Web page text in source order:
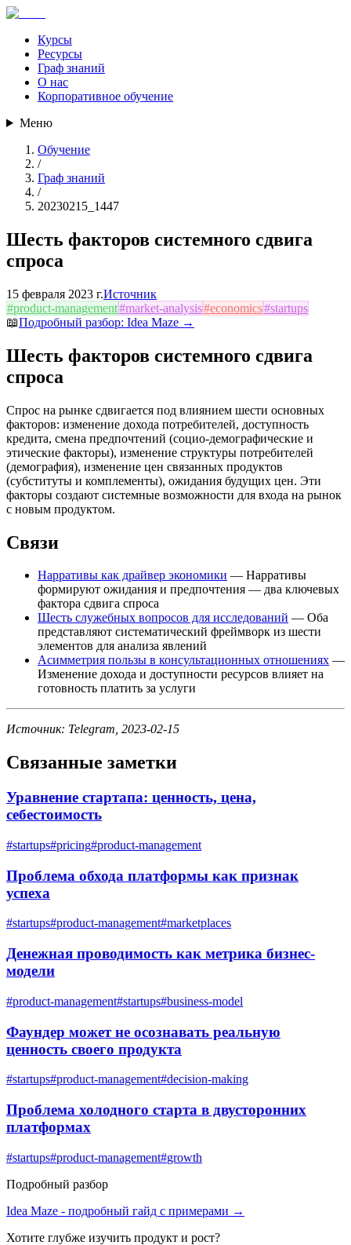
Курсы
Ресурсы
Граф знаний
О нас
Корпоративное обучение
Меню
Обучение
/
Граф знаний
/
20230215_1447
Шесть факторов системного сдвига
спроса
15 февраля 2023 г.Источник
#product-management#market-analysis#economics#startups
📖Подробный разбор: Idea Maze →
Шесть факторов системного сдвига
спроса
Спрос на рынке сдвигается под влиянием шести основных
факторов: изменение дохода потребителей, доступность
кредита, смена предпочтений (социо-демографические и
этические факторы), изменение структуры потребителей
(демография), изменение цен связанных продуктов
(субституты и комплементы), ожидания будущих цен. Эти
факторы создают системные возможности для входа на рынок
с новым продуктом.
Связи
Нарративы как драйвер экономики — Нарративы
формируют ожидания и предпочтения — два ключевых
фактора сдвига спроса
Шесть служебных вопросов для исследований — Оба
представляют систематический фреймворк из шести
элементов для анализа явлений
Асимметрия пользы в консультационных отношениях —
Изменение дохода и доступности ресурсов влияет на
готовность платить за услуги
Источник: Telegram, 2023-02-15
Связанные заметки
Уравнение стартапа: ценность, цена,
себестоимость
#startups#pricing#product-management
Проблема обхода платформы как признак
успеха
#startups#product-management#marketplaces
Денежная проводимость как метрика бизнес-
модели
#product-management#startups#business-model
Фаундер может не осознавать реальную
ценность своего продукта
#startups#product-management#decision-making
Проблема холодного старта в двусторонних
платформах
#startups#product-management#growth
Подробный разбор
Idea Maze - подробный гайд с примерами →
Хотите глубже изучить продукт и рост?